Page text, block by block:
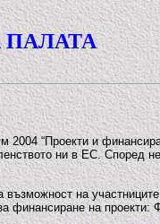
2004 “Проекти и
ни в ЕС. Според
на
финансиране на проекти: